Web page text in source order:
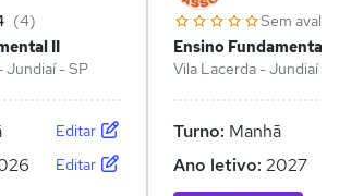
(4)
II
Jundiaí - SP
Editar
Editar
Sem
Ensino Fundamental II
Vila Lacerda - Jundiaí -
Turno: Manhã
Ano letivo: 2027